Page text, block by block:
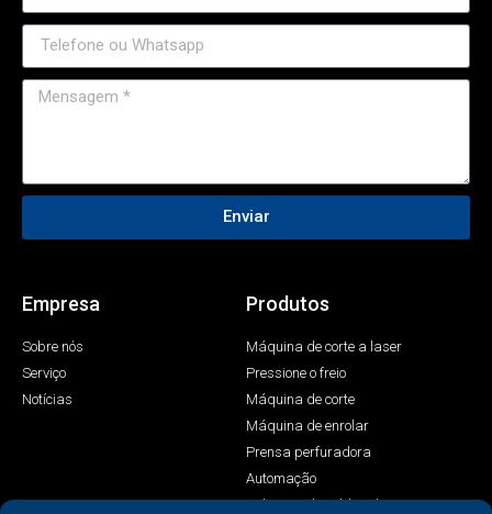
Enviar
Empresa
Sobre nós
Serviço
Notícias
Produtos
Máquina de corte a laser
Pressione o freio
Máquina de corte
Máquina de enrolar
Prensa perfuradora
Automação
Máquina de solda a laser